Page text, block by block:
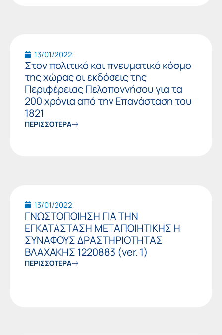
13/01/2022
Στον πολιτικό και πνευματικό κόσμο
της χώρας οι εκδόσεις της
Περιφέρειας Πελοποννήσου για τα
200 χρόνια από την Επανάσταση του
1821
ΠΕΡΙΣΣΟΤΕΡΑ
13/01/2022
ΓΝΩΣΤΟΠΟΙΗΣΗ ΓΙΑ ΤΗΝ
ΕΓΚΑΤΑΣΤΑΣΗ ΜΕΤΑΠΟΙΗΤΙΚΗΣ Η
ΣΥΝΑΦΟΥΣ ΔΡΑΣΤΗΡΙΟΤΗΤΑΣ
ΒΛΑΧΑΚΗΣ 1220883 (ver. 1)
ΠΕΡΙΣΣΟΤΕΡΑ